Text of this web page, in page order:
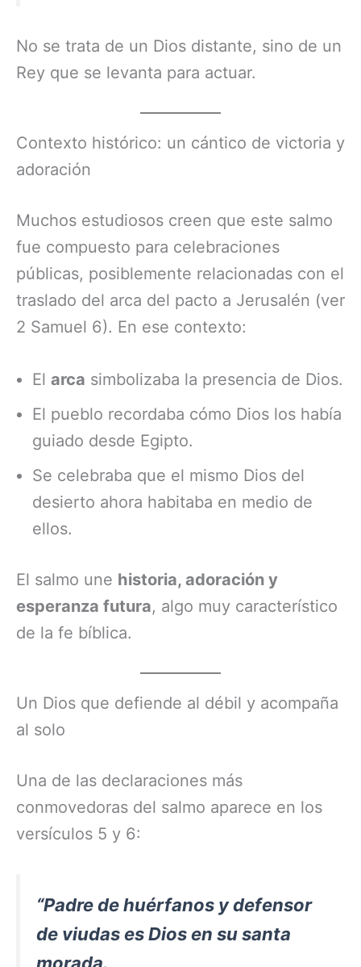
No se trata de un Dios distante, sino de un
Rey que se levanta para actuar.
Contexto histórico: un cántico de victoria y
adoración
Muchos estudiosos creen que este salmo
fue compuesto para celebraciones
públicas, posiblemente relacionadas con el
traslado del arca del pacto a Jerusalén (ver
2 Samuel 6). En ese contexto:
El arca simbolizaba la presencia de Dios.
El pueblo recordaba cómo Dios los había
guiado desde Egipto.
Se celebraba que el mismo Dios del
desierto ahora habitaba en medio de
ellos.
El salmo une historia, adoración y
esperanza futura, algo muy característico
de la fe bíblica.
Un Dios que defiende al débil y acompaña
al solo
Una de las declaraciones más
conmovedoras del salmo aparece en los
versículos 5 y 6:
“Padre de huérfanos y defensor
de viudas es Dios en su santa